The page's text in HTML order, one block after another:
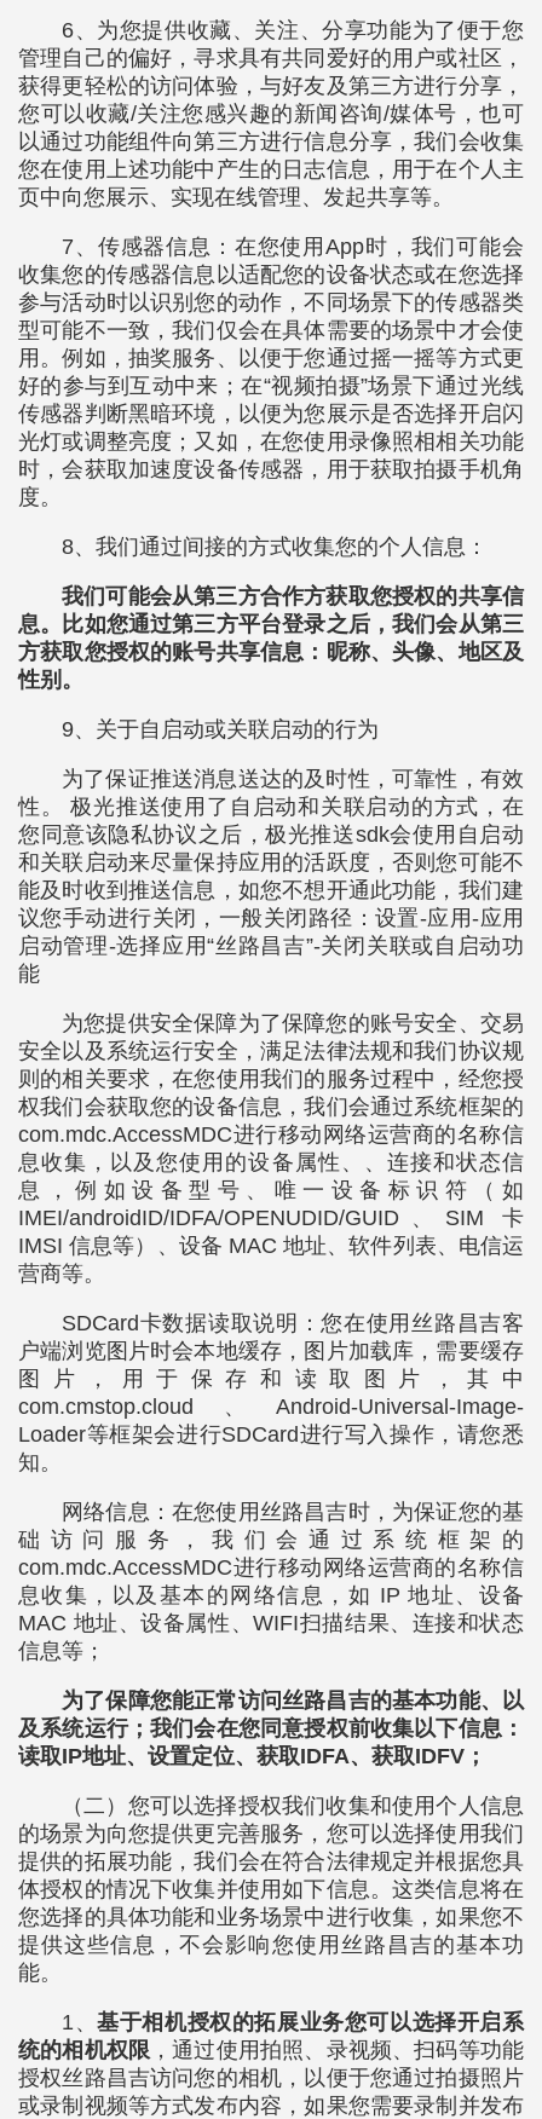
6、为您提供收藏、关注、分享功能为了便于您
管理自己的偏好，寻求具有共同爱好的用户或社区，
获得更轻松的访问体验，与好友及第三方进行分享，
您可以收藏/关注您感兴趣的新闻咨询/媒体号，也可
以通过功能组件向第三方进行信息分享，我们会收集
您在使用上述功能中产生的日志信息，用于在个人主
页中向您展示、实现在线管理、发起共享等。
7、传感器信息：在您使用App时，我们可能会
收集您的传感器信息以适配您的设备状态或在您选择
参与活动时以识别您的动作，不同场景下的传感器类
型可能不一致，我们仅会在具体需要的场景中才会使
用。例如，抽奖服务、以便于您通过摇一摇等方式更
好的参与到互动中来；在“视频拍摄”场景下通过光线
传感器判断黑暗环境，以便为您展示是否选择开启闪
光灯或调整亮度；又如，在您使用录像照相相关功能
时，会获取加速度设备传感器，用于获取拍摄手机角
度。
8、我们通过间接的方式收集您的个人信息：
我们可能会从第三方合作方获取您授权的共享信
息。比如您通过第三方平台登录之后，我们会从第三
方获取您授权的账号共享信息：昵称、头像、地区及
性别。
9、关于自启动或关联启动的行为
为了保证推送消息送达的及时性，可靠性，有效
性。 极光推送使用了自启动和关联启动的方式，在
您同意该隐私协议之后，极光推送sdk会使用自启动
和关联启动来尽量保持应用的活跃度，否则您可能不
能及时收到推送信息，如您不想开通此功能，我们建
议您手动进行关闭，一般关闭路径：设置-应用-应用
启动管理-选择应用“丝路昌吉”-关闭关联或自启动功
能
为您提供安全保障为了保障您的账号安全、交易
安全以及系统运行安全，满足法律法规和我们协议规
则的相关要求，在您使用我们的服务过程中，经您授
权我们会获取您的设备信息，我们会通过系统框架的
com.mdc.AccessMDC进行移动网络运营商的名称信
息收集，以及您使用的设备属性、、连接和状态信
息，例如设备型号、唯一设备标识符（如
IMEI/androidID/IDFA/OPENUDID/GUID、SIM 卡
IMSI 信息等）、设备 MAC 地址、软件列表、电信运
营商等。
SDCard卡数据读取说明：您在使用丝路昌吉客
户端浏览图片时会本地缓存，图片加载库，需要缓存
图片，用于保存和读取图片，其中
com.cmstop.cloud、Android-Universal-Image-
Loader等框架会进行SDCard进行写入操作，请您悉
知。
网络信息：在您使用丝路昌吉时，为保证您的基
础访问服务，我们会通过系统框架的
com.mdc.AccessMDC进行移动网络运营商的名称信
息收集，以及基本的网络信息，如 IP 地址、设备
MAC 地址、设备属性、WIFI扫描结果、连接和状态
信息等；
为了保障您能正常访问丝路昌吉的基本功能、以
及系统运行；我们会在您同意授权前收集以下信息：
读取IP地址、设置定位、获取IDFA、获取IDFV；
（二）您可以选择授权我们收集和使用个人信息
的场景为向您提供更完善服务，您可以选择使用我们
提供的拓展功能，我们会在符合法律规定并根据您具
体授权的情况下收集并使用如下信息。这类信息将在
您选择的具体功能和业务场景中进行收集，如果您不
提供这些信息，不会影响您使用丝路昌吉的基本功
能。
1、基于相机授权的拓展业务您可以选择开启系
统的相机权限 ，通过使用拍照、录视频、扫码等功能
授权丝路昌吉访问您的相机，以便于您通过拍摄照片
或录制视频等方式发布内容，如果您需要录制并发布